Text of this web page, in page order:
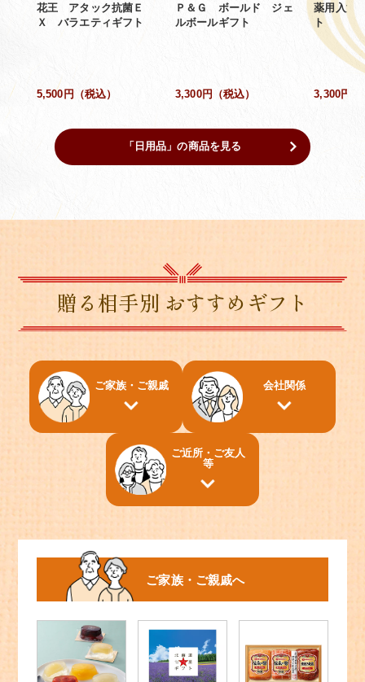
花王 アタック抗菌Ｅ
Ｘ バラエティギフト
5,500円（税込）
Ｐ＆Ｇ ボールド ジェ
ルボールギフト
3,300円（税込）
薬用入浴
ト
3,300円（
「日用品」の商品を見る
贈る相手別 おすすめギフト
ご家族・ご親戚 会社関係
ご近所・ご友人
等
ご家族・ご親戚へ